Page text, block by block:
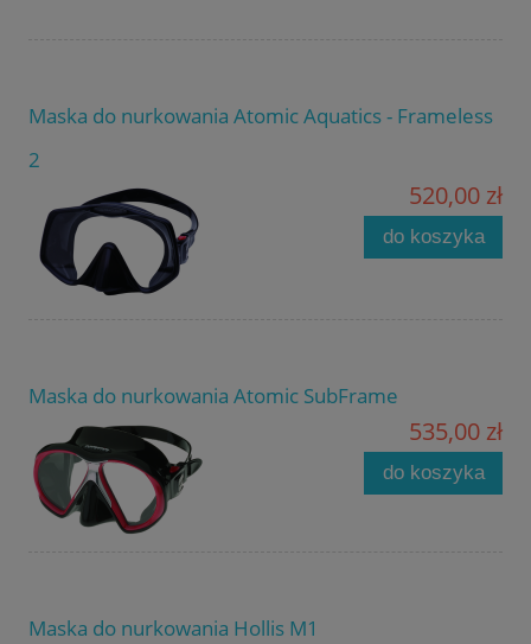
Maska do nurkowania Atomic Aquatics - Frameless
2
520,00 zł
do koszyka
Maska do nurkowania Atomic SubFrame
535,00 zł
do koszyka
Maska do nurkowania Hollis M1